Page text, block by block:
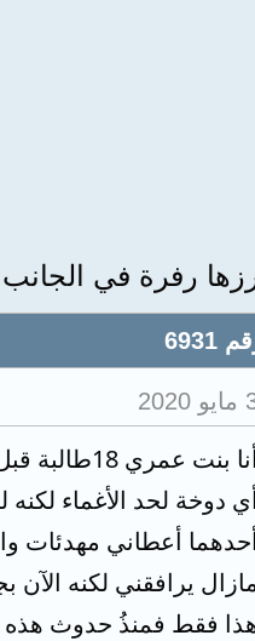
رفرة في
2020
أنا بنت
دوخة لحد الأغماء
أعطاني مهدئات
مازال يرافقني لكنه
فقط فمنذُ حدوث